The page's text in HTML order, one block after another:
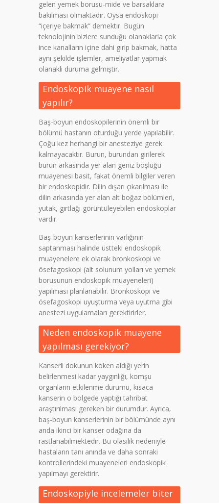
gelen yemek borusu-mide ve barsaklara
bakılması olmaktadır. Oysa endoskopi
“içeriye bakmak” demektir. Bugün
teknolojinin bizlere sunduğu olanaklarla çok
ince kanalların içine dahi girip bakmak, hatta
aynı şekilde işlemler, ameliyatlar yapmak
olanaklı duruma gelmiştir.
Endoskopik muayene nasıl
yapılır?
Baş-boyun endoskopilerinin önemli bir
bölümü hastanın oturduğu yerde yapılabilir.
Çoğu kez herhangi bir anesteziye gerek
kalmayacaktır. Burun, burundan girilerek
burun arkasında yer alan geniz boşluğu
muayenesi basit, fakat önemli bilgiler veren
bir endoskopidir. Dilin dışarı çıkarılması ile
dilin arkasında yer alan alt boğaz bölümleri,
yutak, gırtlağı görüntüleyebilen endoskoplar
vardır.
Baş-boyun kanserlerinin varlığının
saptanması halinde üstteki endoskopik
muayenelere ek olarak bronkoskopi ve
ösefagoskopi (alt solunum yolları ve yemek
borusunun endoskopik muayeneleri)
yapılması planlanabilir. Bronkoskopi ve
ösefagoskopi uyuşturma veya uyutma gibi
anestezi uygulamaları gerektirirler.
Neden endoskopik muayene
yapılması gerekiyor?
Kanserli dokunun köken aldığı yerin
belirlenmesi kadar yaygınlığı, komşu
organların etkilenme durumu, kısaca
kanserin o bölgede yaptığı tahribat
araştırılması gereken bir durumdur. Ayrıca,
baş-boyun kanserlerinin bir bölümünde aynı
anda ikinci bir kanser odağına da
rastlanabilmektedir. Bu olasılık nedeniyle
hastaların tanı anında ve daha sonraki
kontrollerindeki muayeneleri endoskopik
yapılmayı gerektirir.
Endoskopiyle incelemeler biter